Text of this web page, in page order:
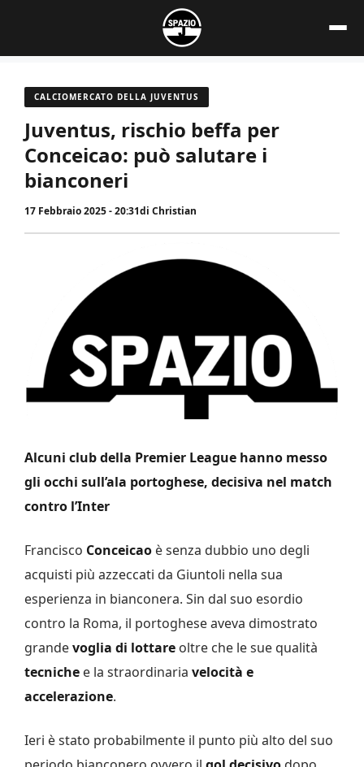
contenuto
CALCIOMERCATO DELLA JUVENTUS
Juventus, rischio beffa per
Conceicao: può salutare i
bianconeri
17 Febbraio 2025 - 20:31di Christian
Alcuni club della Premier League hanno messo
gli occhi sull’ala portoghese, decisiva nel match
contro l’Inter
Francisco Conceicao è senza dubbio uno degli
acquisti più azzeccati da Giuntoli nella sua
esperienza in bianconera. Sin dal suo esordio
contro la Roma, il portoghese aveva dimostrato
grandevoglia di lottare oltre che le sue qualità
tecniche e la straordinaria velocità e
accelerazione.
Ieri è stato probabilmente il punto più alto del suo